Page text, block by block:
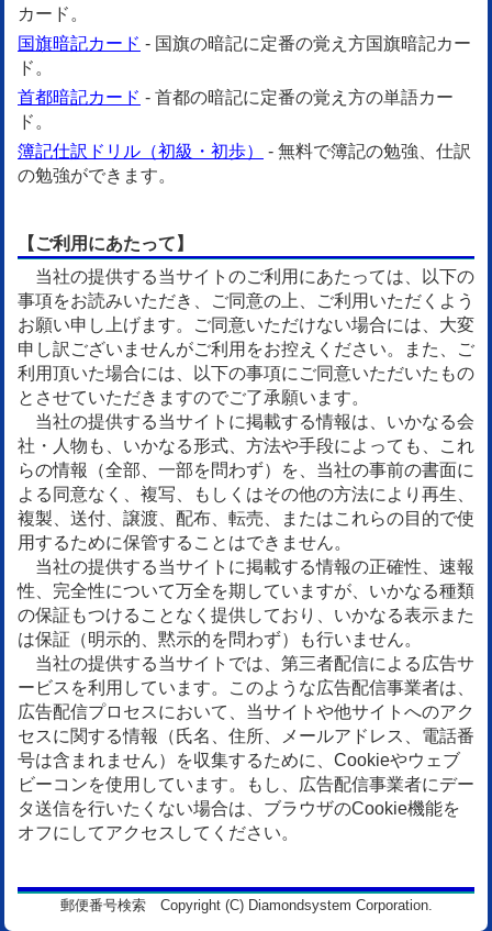
カード。
国旗暗記カード - 国旗の暗記に定番の覚え方国旗暗記カー
ド。
首都暗記カード - 首都の暗記に定番の覚え方の単語カー
ド。
簿記仕訳ドリル（初級・初歩）
- 無料で簿記の勉強、仕訳
の勉強ができます。
【ご利用にあたって】
当社の提供する当サイトのご利用にあたっては、以下の
事項をお読みいただき、ご同意の上、ご利用いただくよう
お願い申し上げます。ご同意いただけない場合には、大変
申し訳ございませんがご利用をお控えください。また、ご
利用頂いた場合には、以下の事項にご同意いただいたもの
とさせていただきますのでご了承願います。
当社の提供する当サイトに掲載する情報は、いかなる会
社・人物も、いかなる形式、方法や手段によっても、これ
らの情報（全部、一部を問わず）を、当社の事前の書面に
よる同意なく、複写、もしくはその他の方法により再生、
複製、送付、譲渡、配布、転売、またはこれらの目的で使
用するために保管することはできません。
当社の提供する当サイトに掲載する情報の正確性、速報
性、完全性について万全を期していますが、いかなる種類
の保証もつけることなく提供しており、いかなる表示また
は保証（明示的、黙示的を問わず）も行いません。
当社の提供する当サイトでは、第三者配信による広告サ
ービスを利用しています。このような広告配信事業者は、
広告配信プロセスにおいて、当サイトや他サイトへのアク
セスに関する情報（氏名、住所、メールアドレス、電話番
号は含まれません）を収集するために、Cookieやウェブ
ビーコンを使用しています。もし、広告配信事業者にデー
タ送信を行いたくない場合は、ブラウザのCookie機能を
オフにしてアクセスしてください。
郵便番号検索 Copyright (C) Diamondsystem Corporation.